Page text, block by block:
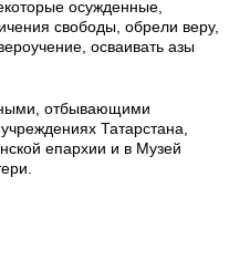
осужденные,
свободы, обрели веру,
осваивать азы
отбывающими
Татарстана,
епархии и в Музей